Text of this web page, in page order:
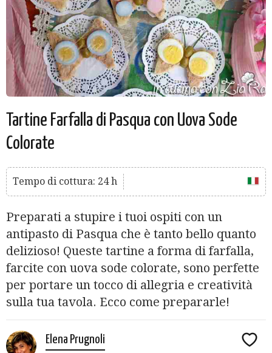
Tartine Farfalla di Pasqua con Uova Sode
Colorate
Tempo di cottura: 24 h
Preparati a stupire i tuoi ospiti con un
antipasto di Pasqua che è tanto bello quanto
delizioso! Queste tartine a forma di farfalla,
farcite con uova sode colorate, sono perfette
per portare un tocco di allegria e creatività
sulla tua tavola. Ecco come prepararle!
Elena Prugnoli